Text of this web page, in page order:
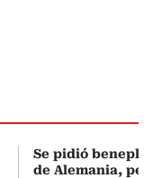
Se pidió
de Alemania,